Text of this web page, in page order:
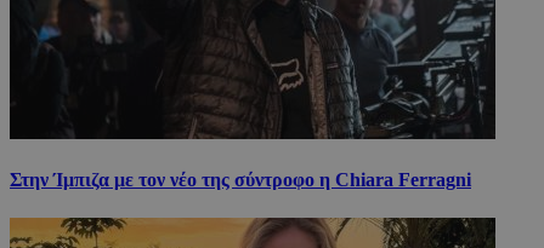
Στην Ίμπιζα με τον νέο της σύντροφο η Chiara Ferragni